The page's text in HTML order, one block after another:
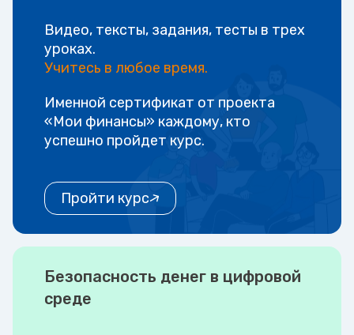
Видео, тексты, задания, тесты в трех
уроках.
Учитесь в любое время.
Именной сертификат от проекта
«Мои финансы» каждому, кто
успешно пройдет курс.
Пройти курс
Безопасность денег в цифровой
среде